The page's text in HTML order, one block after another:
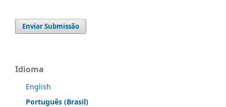
Enviar Submissão
Idioma
English
Português (Brasil)